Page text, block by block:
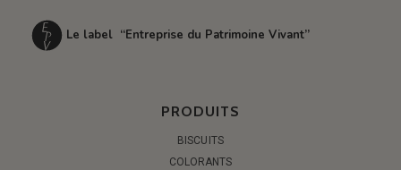
Le label “Entreprise du Patrimoine Vivant”
PRODUITS
BISCUITS
COLORANTS